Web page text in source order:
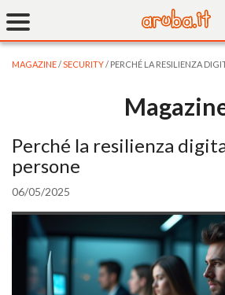
MAGAZINE/SECURITY/ PERCHÉ LA RESILIENZA
Perché la resilienza
persone
06/05/2025